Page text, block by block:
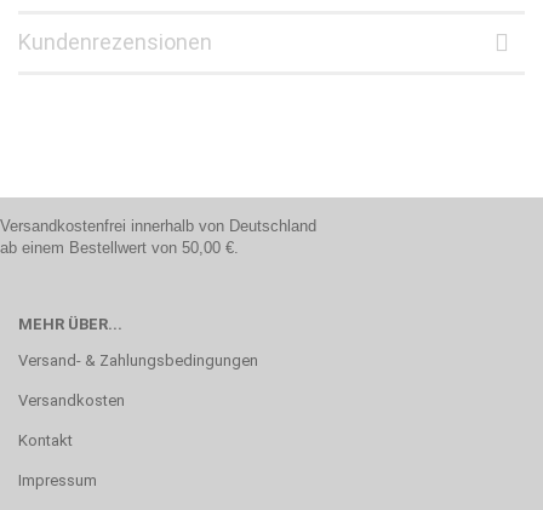
Kundenrezensionen
Versandkostenfrei innerhalb von Deutschland
ab einem Bestellwert von 50,00 €.
MEHR ÜBER...
Versand- & Zahlungsbedingungen
Versandkosten
Kontakt
Impressum